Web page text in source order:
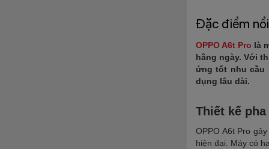
Đặc điểm
OPPO A6t Pro là
hằng ngày. Với
ứng tốt nhu cầu
dụng lâu dài.
Thiết kế
OPPO A6t Pro
hiện đại. Máy có